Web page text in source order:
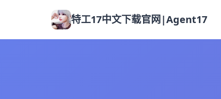
特工17中文下载官网|Agent17